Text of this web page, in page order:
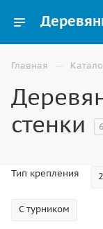
Главная —
стенки
6
Тип крепления
С турником